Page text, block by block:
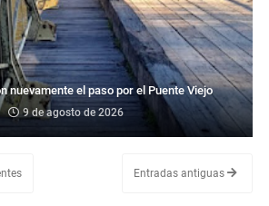
nuevamente el paso por el Puente Viejo
9 de agosto de 2026
Entradas antiguas